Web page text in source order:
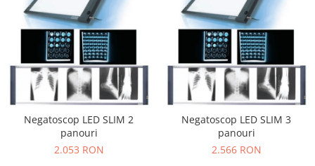
Negatoscop LED SLIM 2
panouri
2.053 RON
Negatoscop LED SLIM 3
panouri
2.566 RON